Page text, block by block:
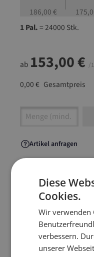
186,00 €
1 Pal.= 24000 Stk.
ab 153,00 € /
0,00 € Gesamtpreis
Artikel
Artikel anfragen
Für den Versand
Dokumenten
Diese
Cookies.
Wir verwenden
verbessern.
unserer